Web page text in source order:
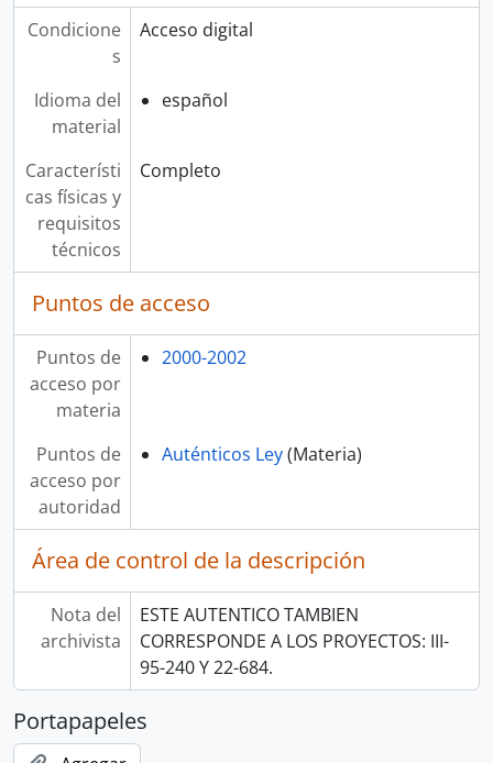
Condicione
s
Acceso digital
Idioma del
material
español
Característi
cas físicas y
requisitos
técnicos
Completo
Puntos de acceso
Puntos de
acceso por
materia
2000-2002
Puntos de
acceso por
autoridad
Auténticos Ley(Materia)
Área de control de la descripción
Nota del
archivista
ESTE AUTENTICO TAMBIEN
CORRESPONDE A LOS PROYECTOS: III-
95-240 Y 22-684.
Portapapeles